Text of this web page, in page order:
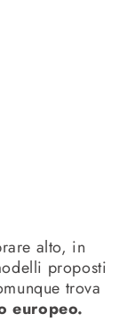
alto, in
proposti
trova
europeo.